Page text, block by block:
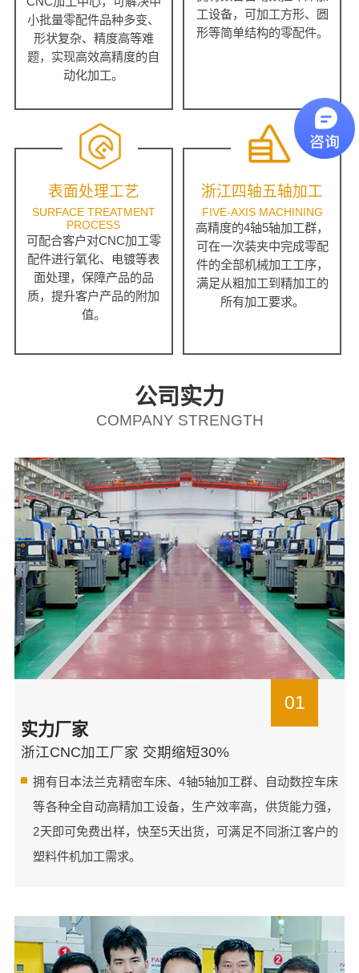
小批量零配件品种多变、
形状复杂、精度高等难
题，实现高效高精度的自
动化加工。
工设备，可加工方形、圆
形等简单结构的零配件。
表面处理工艺
SURFACE TREATMENT
PROCESS
可配合客户对CNC加工零
配件进行氧化、电镀等表
面处理，保障产品的品
质，提升客户产品的附加
值。
浙江四轴五轴加工
FIVE-AXIS MACHINING
高精度的4轴5轴加工群，
可在一次装夹中完成零配
件的全部机械加工工序，
满足从粗加工到精加工的
所有加工要求。
公司实力
COMPANY STRENGTH
01
实力厂家
浙江CNC加工厂家 交期缩短30%
拥有日本法兰克精密车床、4轴5轴加工群、自动数控车床
等各种全自动高精加工设备，生产效率高，供货能力强，
2天即可免费出样，快至5天出货，可满足不同浙江客户的
塑料件机加工需求。